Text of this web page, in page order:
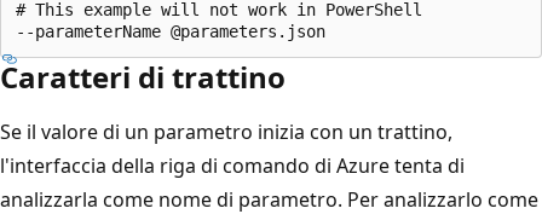
# This example will not work in PowerShell
Caratteri di trattino
Se il valore di un parametro inizia con un trattino,
l'interfaccia della riga di comando di Azure tenta di
analizzarla come nome di parametro. Per analizzarlo come